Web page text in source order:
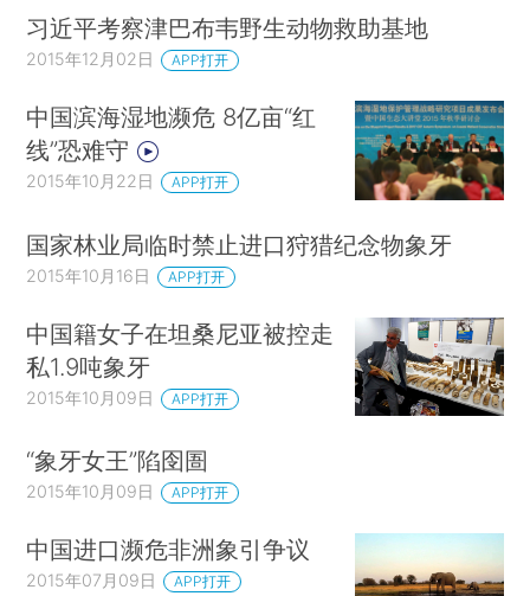
习近平考察津巴布韦野生动物救助基地
2015年12月02日 APP打开
中国滨海湿地濒危 8亿亩“红
线”恐难守
2015年10月22日 APP打开
国家林业局临时禁止进口狩猎纪念物象牙
2015年10月16日 APP打开
中国籍女子在坦桑尼亚被控走
私1.9吨象牙
2015年10月09日 APP打开
“象牙女王”陷囹圄
2015年10月09日 APP打开
中国进口濒危非洲象引争议
2015年07月09日 APP打开